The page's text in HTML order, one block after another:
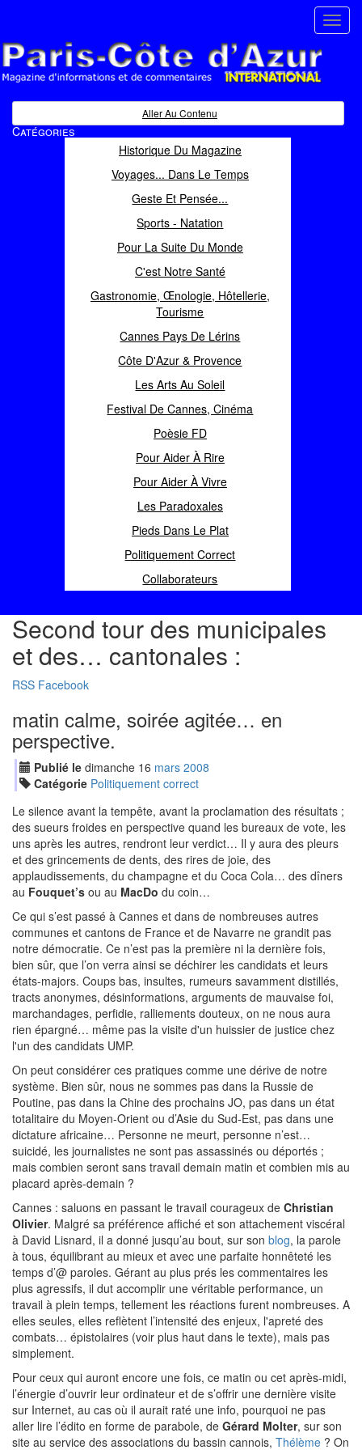
Magazine d'informations et de commentaires
Aller Au Contenu
Catégories
Historique Du Magazine
Voyages... Dans Le Temps
Geste Et Pensée...
Sports - Natation
Pour La Suite Du Monde
C'est Notre Santé
Gastronomie, Œnologie, Hôtellerie,
Tourisme
Cannes Pays De Lérins
Côte D'Azur & Provence
Les Arts Au Soleil
Festival De Cannes, Cinéma
Poèsie FD
Pour Aider À Rire
Pour Aider À Vivre
Les Paradoxales
Pieds Dans Le Plat
Politiquement Correct
Collaborateurs
Second tour des municipales
et des… cantonales :
RSS Facebook
matin calme, soirée agitée… en
perspective.
Publié le dimanche 16 mars 2008
Catégorie Politiquement correct
Le silence avant la tempête, avant la proclamation des résultats ;
des sueurs froides en perspective quand les bureaux de vote, les
uns après les autres, rendront leur verdict… Il y aura des pleurs
et des grincements de dents, des rires de joie, des
applaudissements, du champagne et du Coca Cola… des dîners
au Fouquet’s ou au MacDo du coin…
Ce qui s’est passé à Cannes et dans de nombreuses autres
communes et cantons de France et de Navarre ne grandit pas
notre démocratie. Ce n’est pas la première ni la dernière fois,
bien sûr, que l’on verra ainsi se déchirer les candidats et leurs
états-majors. Coups bas, insultes, rumeurs savamment distillés,
tracts anonymes, désinformations, arguments de mauvaise foi,
marchandages, perfidie, ralliements douteux, on ne nous aura
rien épargné… même pas la visite d'un huissier de justice chez
l'un des candidats UMP.
On peut considérer ces pratiques comme une dérive de notre
système. Bien sûr, nous ne sommes pas dans la Russie de
Poutine, pas dans la Chine des prochains JO, pas dans un état
totalitaire du Moyen-Orient ou d’Asie du Sud-Est, pas dans une
dictature africaine… Personne ne meurt, personne n’est…
suicidé, les journalistes ne sont pas assassinés ou déportés ;
mais combien seront sans travail demain matin et combien mis au
placard après-demain ?
Cannes : saluons en passant le travail courageux de Christian
Olivier. Malgré sa préférence affiché et son attachement viscéral
à David Lisnard, il a donné jusqu’au bout, sur son blog, la parole
à tous, équilibrant au mieux et avec une parfaite honnêteté les
temps d’@ paroles. Gérant au plus prés les commentaires les
plus agressifs, il dut accomplir une véritable performance, un
travail à plein temps, tellement les réactions furent nombreuses. A
elles seules, elles reflètent l’intensité des enjeux, l'apreté des
combats… épistolaires (voir plus haut dans le texte), mais pas
simplement.
Pour ceux qui auront encore une fois, ce matin ou cet après-midi,
l’énergie d’ouvrir leur ordinateur et de s’offrir une dernière visite
sur Internet, au cas où il aurait raté une info, pourquoi ne pas
aller lire l’édito en forme de parabole, de Gérard Molter, sur son
site au service des associations du bassin cannois, Thélème ? On